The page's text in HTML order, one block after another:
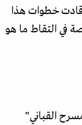
قادت خطوات هذا
في التقاط ما هو
القباني"